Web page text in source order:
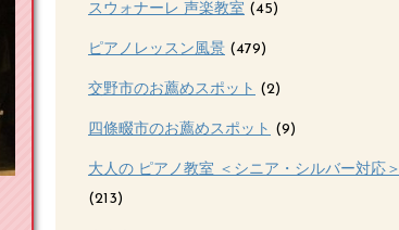
スウォナーレ 声楽教室 (45)
ピアノレッスン風景 (479)
交野市のお薦めスポット (2)
四條畷市のお薦めスポット (9)
大人の ピアノ教室 ＜シニア・シルバー対応＞
(213)